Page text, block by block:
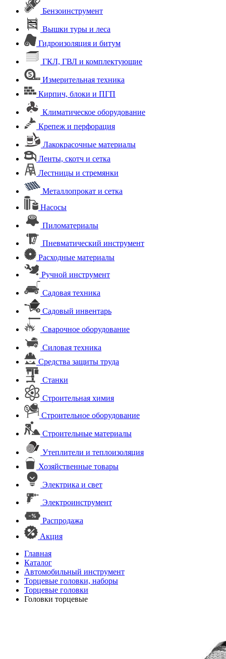
Бензоинструмент
Вышки туры и леса
Гидроизоляция и битум
ГКЛ, ГВЛ и комплектующие
Измерительная техника
Кирпич, блоки и ПГП
Климатическое оборудование
Крепеж и перфорация
Лакокрасочные материалы
Ленты, скотч и сетка
Лестницы и стремянки
Металлопрокат и сетка
Насосы
Пиломатериалы
Пневматический инструмент
Расходные материалы
Ручной инструмент
Садовая техника
Садовый инвентарь
Сварочное оборудование
Силовая техника
Средства защиты труда
Станки
Строительная химия
Строительное оборудование
Строительные материалы
Утеплители и теплоизоляция
Хозяйственные товары
Электрика и свет
Электроинструмент
Распродажа
Акция
Главная
Каталог
Автомобильный инструмент
Торцевые головки, наборы
Торцевые головки
Головки торцевые